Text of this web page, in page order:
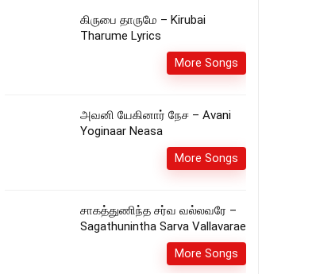
கிருபை தாருமே – Kirubai
Tharume Lyrics
More Songs
அவனி யேகினார் நேச – Avani
Yoginaar Neasa
More Songs
சாகத்துணிந்த சர்வ வல்லவரே –
Sagathunintha Sarva Vallavarae
More Songs